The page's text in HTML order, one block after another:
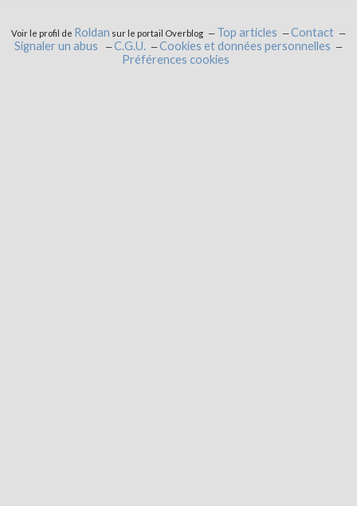
Voir le profil de Roldan sur le portail Overblog Top articles
Contact
Signaler un abus
C.G.U.
Cookies et données personnelles
Préférences cookies